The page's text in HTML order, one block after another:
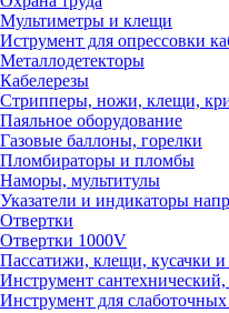
Мультиметры и клещи
Иструмент для опрессовки
Металлодетекторы
Кабелерезы
Стрипперы, ножи, клещи,
Паяльное оборудование
Газовые баллоны, горелки
Пломбираторы и пломбы
Наморы, мультитулы
Указатели и индикаторы
Отвертки
Отвертки 1000V
Пассатижи, клещи, кусачки
Инструмент
Инструмент для слаботочных